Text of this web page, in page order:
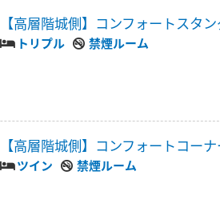
【高層階城側】コンフォートスタ
トリプル 禁煙ルーム
【高層階城側】コンフォートコー
ツイン 禁煙ルーム